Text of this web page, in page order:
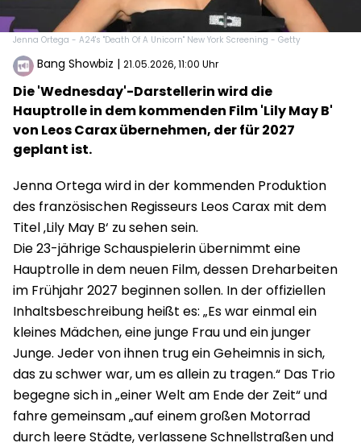
Jenna Ortega - A24's "Death Of A Unicorn" New York Screening - Getty
Bang Showbiz | 21.05.2026, 11:00 Uhr
Die 'Wednesday'-Darstellerin wird die
Hauptrolle in dem kommenden Film 'Lily May B'
von Leos Carax übernehmen, der für 2027
geplant ist.
Jenna Ortega wird in der kommenden Produktion
des französischen Regisseurs Leos Carax mit dem
Titel ‚Lily May B‘ zu sehen sein.
Die 23-jährige Schauspielerin übernimmt eine
Hauptrolle in dem neuen Film, dessen Dreharbeiten
im Frühjahr 2027 beginnen sollen. In der offiziellen
Inhaltsbeschreibung heißt es: „Es war einmal ein
kleines Mädchen, eine junge Frau und ein junger
Junge. Jeder von ihnen trug ein Geheimnis in sich,
das zu schwer war, um es allein zu tragen.“ Das Trio
begegne sich in „einer Welt am Ende der Zeit“ und
fahre gemeinsam „auf einem großen Motorrad
durch leere Städte, verlassene Schnellstraßen und